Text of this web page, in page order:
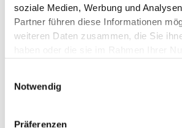
soziale Medien, Werbung und
Partner führen diese Informationen
weiteren Daten zusammen, die Sie
Notwendig
Präferenzen
Ziele auf 7.000-10.000 Schritte
Steige Treppen statt Aufzug
Sammle 150-300 Minuten